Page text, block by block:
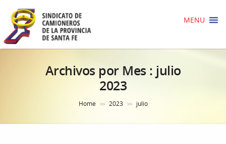
MENU
Archivos por Mes : julio
2023
Home >> 2023 >> julio